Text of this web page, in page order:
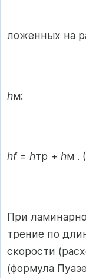
ложенных на
hм:
hf = hтр + hм .
При
трение по
скорости
(формула